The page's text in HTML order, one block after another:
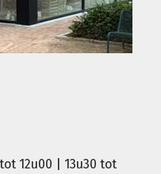
12u00 | 13u30 tot